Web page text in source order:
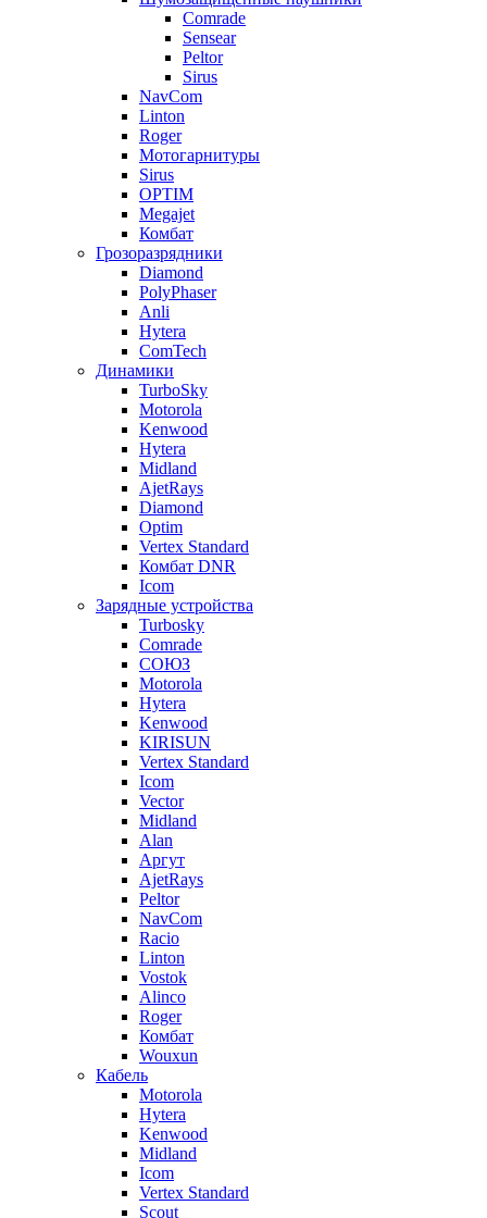
Comrade
Sensear
Peltor
Sirus
NavCom
Linton
Roger
Мотогарнитуры
Sirus
OPTIM
Megajet
Комбат
Грозоразрядники
Diamond
PolyPhaser
Anli
Hytera
ComTech
Динамики
TurboSky
Motorola
Kenwood
Hytera
Midland
AjetRays
Diamond
Optim
Vertex Standard
Комбат DNR
Icom
Зарядные устройства
Turbosky
Comrade
СОЮЗ
Motorola
Hytera
Kenwood
KIRISUN
Vertex Standard
Icom
Vector
Midland
Alan
Аргут
AjetRays
Peltor
NavCom
Racio
Linton
Vostok
Alinco
Roger
Комбат
Wouxun
Кабель
Motorola
Hytera
Kenwood
Midland
Icom
Vertex Standard
Scout